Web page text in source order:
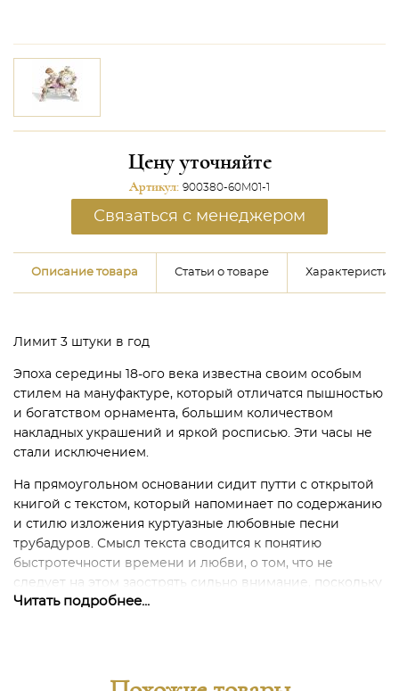
Цену уточняйте
Артикул: 900380-60M01-1
Связаться с менеджером
Описание товара Статьи о товаре
Лимит 3 штуки в год
Эпоха середины 18-ого века известна своим особым
стилем на мануфактуре, который отличатся пышностью
и богатством орнамента, большим количеством
накладных украшений и яркой росписью. Эти часы не
стали исключением.
На прямоугольном основании сидит путти с открытой
книгой с текстом, который напоминает по содержанию
и стилю изложения куртуазные любовные песни
трубадуров. Смысл текста сводится к понятию
быстротечности времени и любви, о том, что не
следует на этом заострять сильно внимание, поскольку
все равно за временем не успеть. Время безжалостно
Читать подробнее...